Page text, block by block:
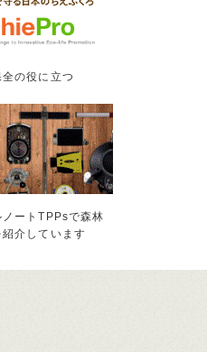
の役に立つ
ートTPPsで森林
介しています